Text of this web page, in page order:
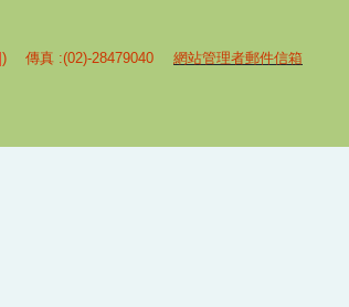
) 傳真 :(02)-28479040 網站管理者郵件信箱